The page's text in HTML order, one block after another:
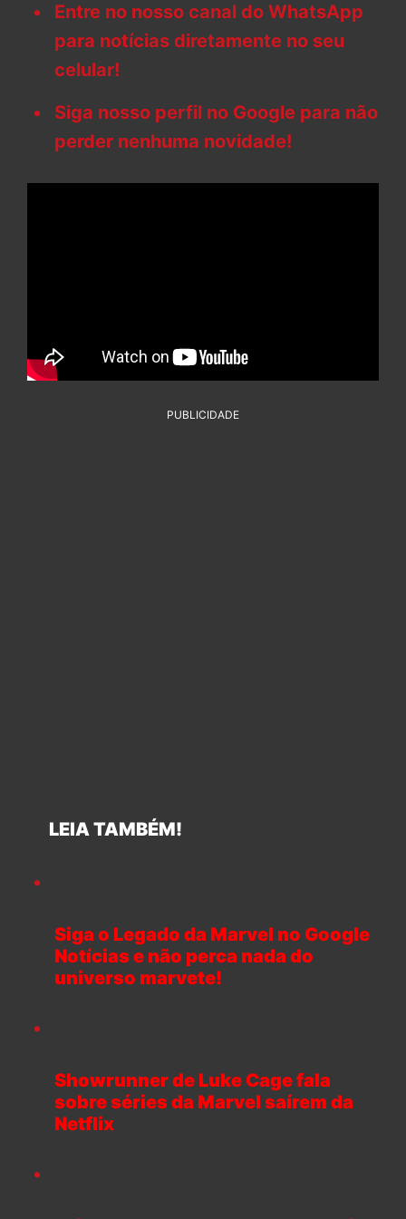
Entre no nosso canal do WhatsApp
para notícias diretamente no seu
celular!
Siga nosso perfil no Google para não
perder nenhuma novidade!
PUBLICIDADE
LEIA TAMBÉM!
Siga o Legado da Marvel no Google
Notícias e não perca nada do
universo marvete!
Showrunner de Luke Cage fala
sobre séries da Marvel saírem da
Netflix